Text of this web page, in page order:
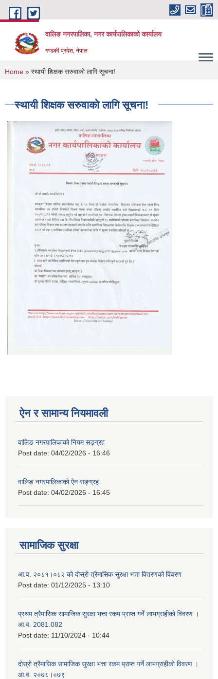
Skip to main content
वालिङ नगरपालिका, नगर कार्यपालिकाको कार्यालय
गण्डकी प्रदेश, नेपाल
You are here
Home » स्थायी शिक्षक सरुवाको लागि सूचना!
स्थायी शिक्षक सरुवाको लागि सूचना!
ऐन र सामान्य नियमावली
वालिङ नगरपालिकाको नियम सङ्ग्रह
Post date: 04/02/2026 - 16:46
वालिङ नगरपालिकाको ऐन सङ्ग्रह
Post date: 04/02/2026 - 16:45
सामाजिक सुरक्षा
आ.व. २०८१।०८२ को दोस्रो त्रैमासिक सुरक्षा भत्ता वितरणको विवरण
Post date: 01/12/2025 - 13:10
प्रथम त्रैमासिक सामाजिक सुरक्षा भत्ता रकम प्राप्त गर्ने लाभग्राहीको विवरण ।
आ.व. 2081.082
Post date: 11/10/2024 - 10:44
दोस्रो त्रैमासिक सामाजिक सुरक्षा भत्ता रकम प्राप्त गर्ने लाभग्राहीको विवरण ।
आ.व. २०७८।०७९